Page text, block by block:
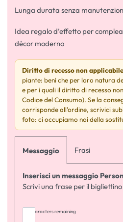
Lunga durata senza
Idea regalo d’effetto per
décor moderno
Diritto di recesso non applicabile
piante: beni che per loro natura
e per i quali il diritto di recesso
Codice del Consumo). Se la
corrisponde all'ordine, scrivici
foto: ci occupiamo noi della
Messaggio Frasi
Inserisci un messaggio
Scrivi una frase per il
characters remaining